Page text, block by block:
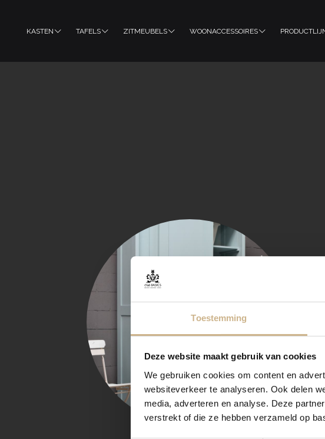
Toestemming
Deze website maakt gebruik van cookies
We gebruiken cookies om content en
websiteverkeer te analyseren. Ook delen
media, adverteren en analyse. Deze
verstrekt of die ze hebben verzameld op
KASTEN TAFELS ZITMEUBELS WOONACCESSOIRES